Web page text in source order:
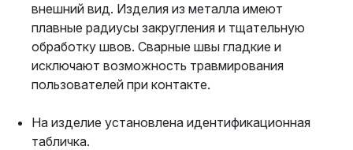
внешний вид. Изделия из металла имеют
плавные радиусы закругления и тщательную
обработку швов. Сварные швы гладкие и
исключают возможность травмирования
пользователей при контакте.
На изделие установлена идентификационная
табличка.